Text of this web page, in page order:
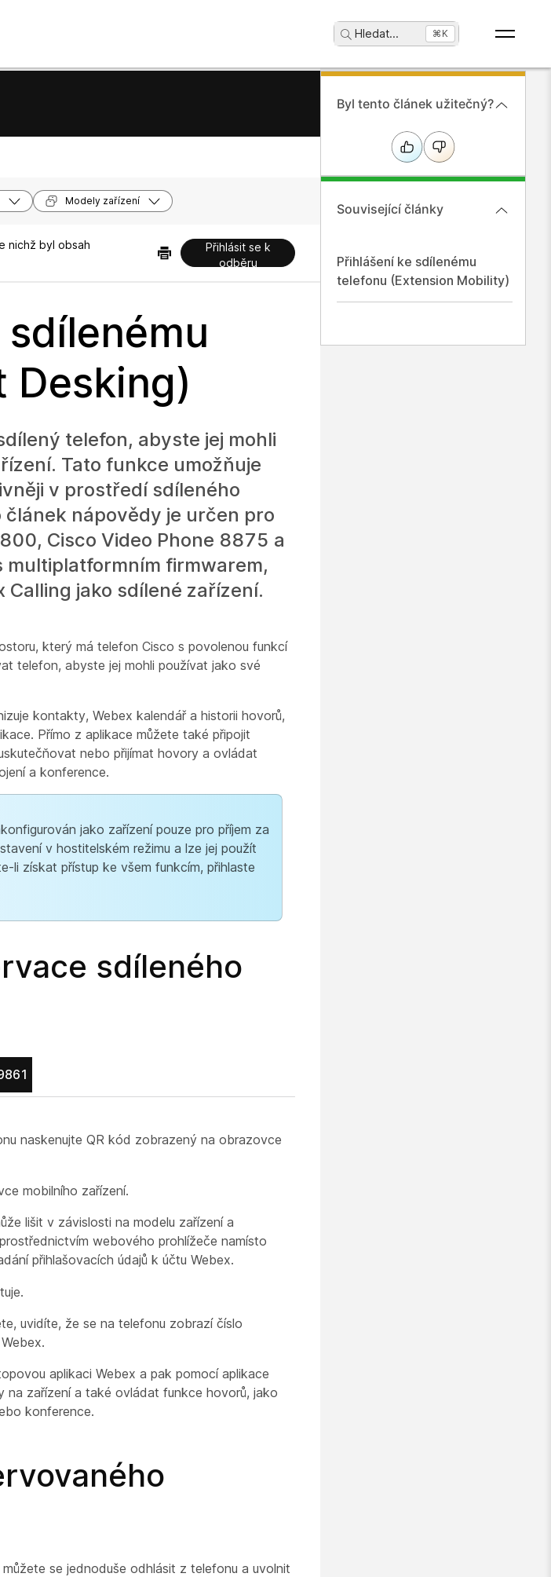
Hledat... ⌘K
Modely zařízení
nichž byl obsah
Přihlásit se k
odběru
Desking)
telefon, abyste jej mohli
Tato funkce umožňuje
v prostředí sdíleného
nápovědy je určen pro
Cisco Video Phone 8875 a
multiplatformním firmwarem,
jako sdílené zařízení.
který má telefon Cisco s povolenou funkcí
telefon, abyste jej mohli používat jako své
kontakty, Webex kalendář a historii hovorů,
Přímo z aplikace můžete také připojit
nebo přijímat hovory a ovládat
a konference.
jako zařízení pouze pro příjem za
v hostitelském režimu a lze jej použít
li získat přístup ke všem funkcím, přihlaste
sdíleného
naskenujte QR kód zobrazený na obrazovce
mobilního zařízení.
lišit v závislosti na modelu zařízení a
webového prohlížeče namísto
přihlašovacích údajů k účtu Webex.
uvidíte, že se na telefonu zobrazí číslo
aplikaci Webex a pak pomocí aplikace
na zařízení a také ovládat funkce hovorů, jako
konference.
se jednoduše odhlásit z telefonu a uvolnit
Byl tento článek užitečný?
Související články
Přihlášení ke sdílenému
telefonu (Extension Mobility)